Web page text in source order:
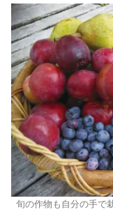
旬の作物も自分の手で